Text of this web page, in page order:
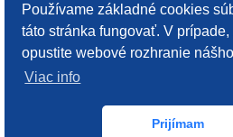
Používame základné cookies
táto stránka fungovať. V
opustite webové rozhranie
Viac info
Prijímam